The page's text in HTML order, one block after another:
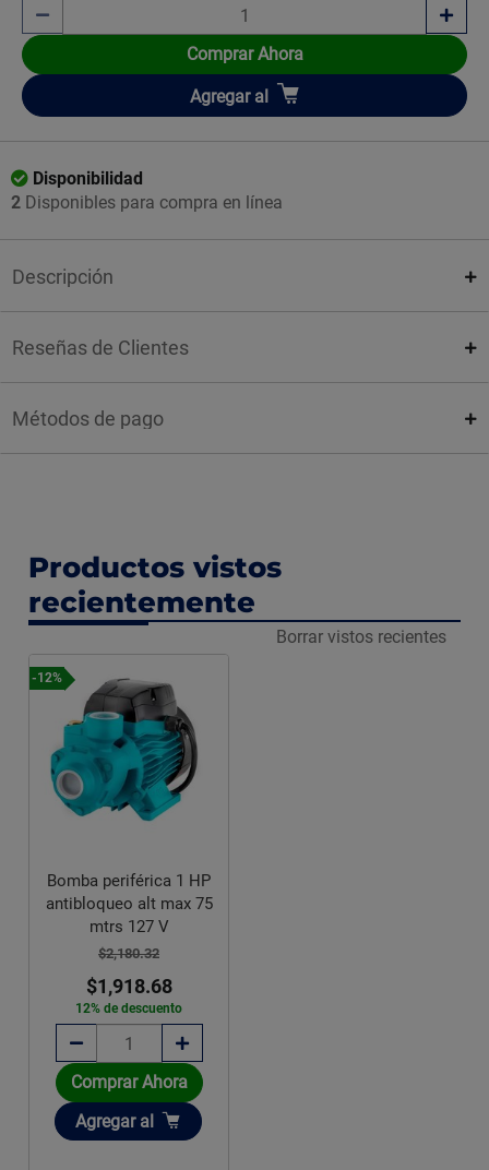
Comprar Ahora
Añadir
Agregar al
Disponibilidad
2 Disponibles para compra en línea
Descripción
Reseñas de Clientes
Métodos de pago
Productos vistos
recientemente
Borrar vistos recientes
-12%
Bomba periférica 1 HP
antibloqueo alt max 75
mtrs 127 V
$2,180.32
$1,918.68
12% de descuento
Comprar Ahora
Añadir
Agregar al